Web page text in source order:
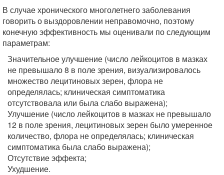
В случае хронического многолетнего заболевания
говорить о выздоровлении неправомочно, поэтому
конечную эффективность мы оценивали по следующим
параметрам:
Значительное улучшение (число лейкоцитов в мазках
не превышало 8 в поле зрения, визуализировалось
множество лецитиновых зерен, флора не
определялась; клиническая симптоматика
отсутствовала или была слабо выражена);
Улучшение (число лейкоцитов в мазках не превышало
12 в поле зрения, лецитиновых зерен было умеренное
количество, флора не определялась; клиническая
симптоматика была слабо выражена);
Отсутствие эффекта;
Ухудшение.